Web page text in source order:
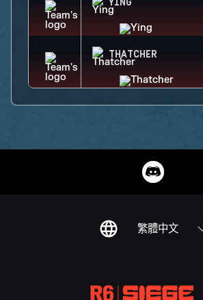
YING
THATCHER
繁體中文